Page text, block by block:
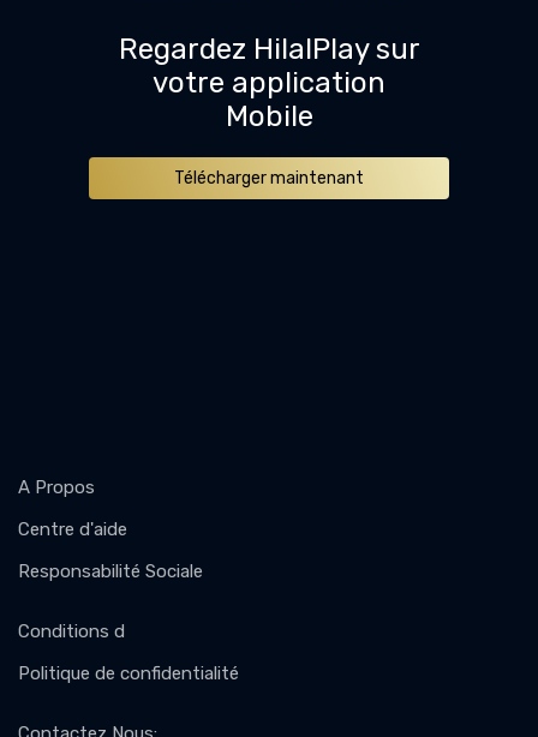
Regardez HilalPlay sur
votre application
Mobile
Télécharger maintenant
A Propos
Centre d'aide
Responsabilité Sociale
Conditions d
Politique de confidentialité